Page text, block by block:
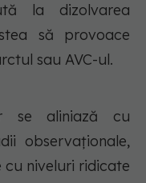
la dizolvarea
să provoace
sau AVC-ul.
se aliniază cu
observaționale,
niveluri ridicate